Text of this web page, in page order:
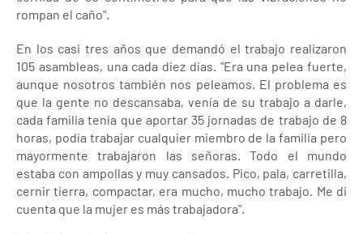
rompan el caño".
En los casi tres años que demandó el trabajo realizaron
105 asambleas, una cada diez días. "Era una pelea fuerte,
aunque nosotros también nos peleamos. El problema es
que la gente no descansaba, venía de su trabajo a darle,
cada familia tenía que aportar 35 jornadas de trabajo de 8
horas, podía trabajar cualquier miembro de la familia pero
mayormente trabajaron las señoras. Todo el mundo
estaba con ampollas y muy cansados. Pico, pala, carretilla,
cernir tierra, compactar, era mucho, mucho trabajo. Me di
cuenta que la mujer es más trabajadora".